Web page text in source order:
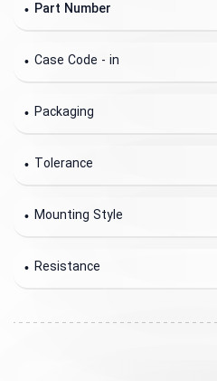
Part Number
Case Code - in
Packaging
Tolerance
Mounting Style
Resistance